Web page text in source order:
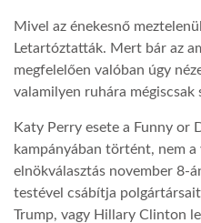
LINKTR.EE
GLOBOZSARU
DOBRAVERO.HU
Mivel az énekesnő
Letartóztatták. Mert bár az
megfelelően valóban úgy
valamilyen ruhára mégiscsak
Katy Perry esete a Funny or
kampányában történt, nem a
elnökválasztás november 8-
testével csábítja
Trump, vagy Hillary Clinton